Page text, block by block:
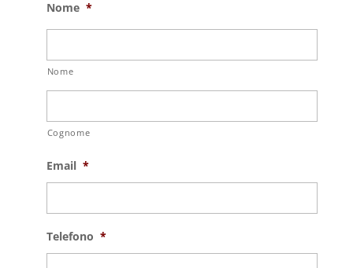
Nome *
Nome
Cognome
Email *
Telefono *